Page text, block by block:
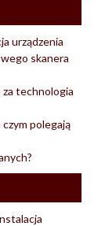
urządzenia
skanera
technologia
polegają